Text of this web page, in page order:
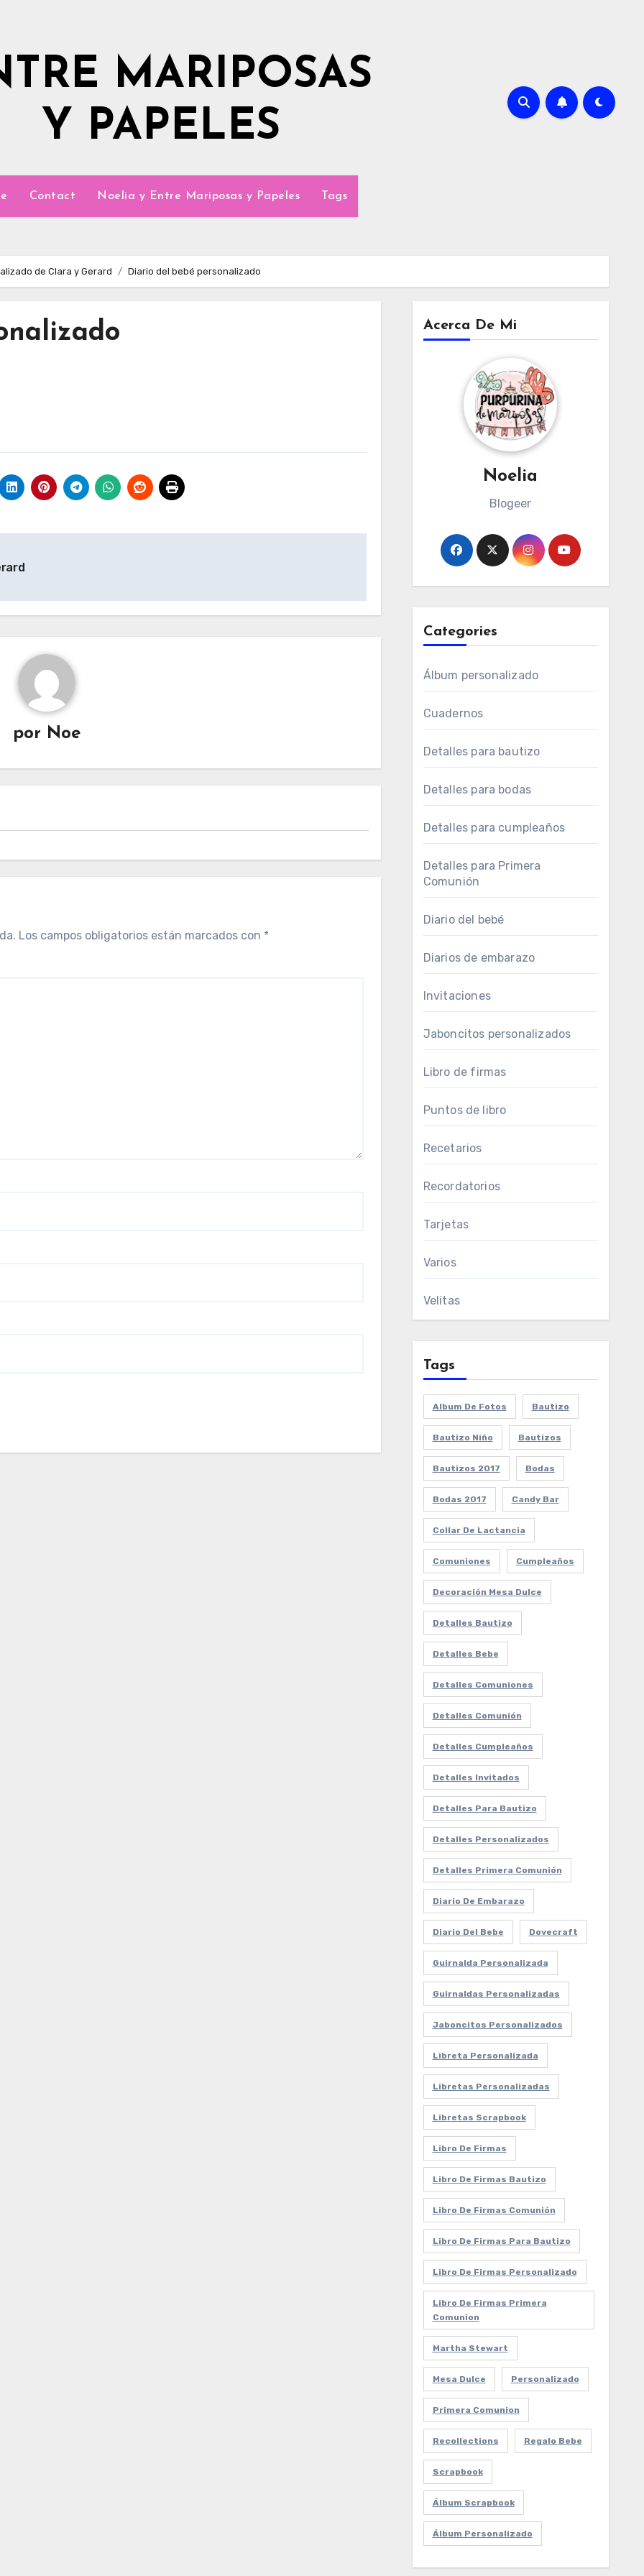
MARIPOSAS
Y PAPELES
Contact Noelia y Entre Mariposas y Papeles Tags
de Clara y Gerard Diario del bebé personalizado
por Noe
Los campos obligatorios están marcados con *
Acerca De Mi
Noelia
Blogeer
Categories
Álbum personalizado
Cuadernos
Detalles para bautizo
Detalles para bodas
Detalles para cumpleaños
Detalles para Primera
Comunión
Diario del bebé
Diarios de embarazo
Invitaciones
Jaboncitos personalizados
Libro de firmas
Puntos de libro
Recetarios
Recordatorios
Tarjetas
Varios
Velitas
Tags
Album De Fotos Bautizo
Bautizo Niño Bautizos
Bautizos 2017 Bodas
Bodas 2017 Candy Bar
Collar De Lactancia
Comuniones Cumpleaños
Decoración Mesa Dulce
Detalles Bautizo
Detalles Bebe
Detalles Comuniones
Detalles Comunión
Detalles Cumpleaños
Detalles Invitados
Detalles Para Bautizo
Detalles Personalizados
Detalles Primera Comunión
Diario De Embarazo
Diario Del Bebe Dovecraft
Guirnalda Personalizada
Guirnaldas Personalizadas
Jaboncitos Personalizados
Libreta Personalizada
Libretas Personalizadas
Libretas Scrapbook
Libro De Firmas
Libro De Firmas Bautizo
Libro De Firmas Comunión
Libro De Firmas Para Bautizo
Libro De Firmas Personalizado
Libro De Firmas Primera
Comunion
Martha Stewart
Mesa Dulce Personalizado
Primera Comunion
Recollections Regalo Bebe
Scrapbook
Álbum Scrapbook
Álbum Personalizado